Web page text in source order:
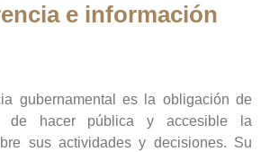
e información
gubernamental es la obligación de
de hacer pública y accesible la
sus actividades y decisiones. Su